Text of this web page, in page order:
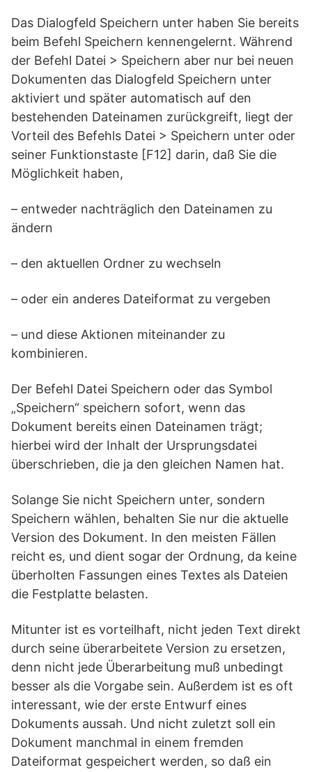
Das Dialogfeld Speichern unter haben Sie bereits
beim Befehl Speichern kennengelernt. Während
der Befehl Datei > Speichern aber nur bei neuen
Dokumenten das Dialogfeld Speichern unter
aktiviert und später automatisch auf den
bestehenden Dateinamen zurückgreift, liegt der
Vorteil des Befehls Datei > Speichern unter oder
seiner Funktionstaste [F12] darin, daß Sie die
Möglichkeit haben,
– entweder nachträglich den Dateinamen zu
ändern
– den aktuellen Ordner zu wechseln
– oder ein anderes Dateiformat zu vergeben
– und diese Aktionen miteinander zu
kombinieren.
Der Befehl Datei Speichern oder das Symbol
„Speichern“ speichern sofort, wenn das
Dokument bereits einen Dateinamen trägt;
hierbei wird der Inhalt der Ursprungsdatei
überschrieben, die ja den gleichen Namen hat.
Solange Sie nicht Speichern unter, sondern
Speichern wählen, behalten Sie nur die aktuelle
Version des Dokument. In den meisten Fällen
reicht es, und dient sogar der Ordnung, da keine
überholten Fassungen eines Textes als Dateien
die Festplatte belasten.
Mitunter ist es vorteilhaft, nicht jeden Text direkt
durch seine überarbeitete Version zu ersetzen,
denn nicht jede Überarbeitung muß unbedingt
besser als die Vorgabe sein. Außerdem ist es oft
interessant, wie der erste Entwurf eines
Dokuments aussah. Und nicht zuletzt soll ein
Dokument manchmal in einem fremden
Dateiformat gespeichert werden, so daß ein